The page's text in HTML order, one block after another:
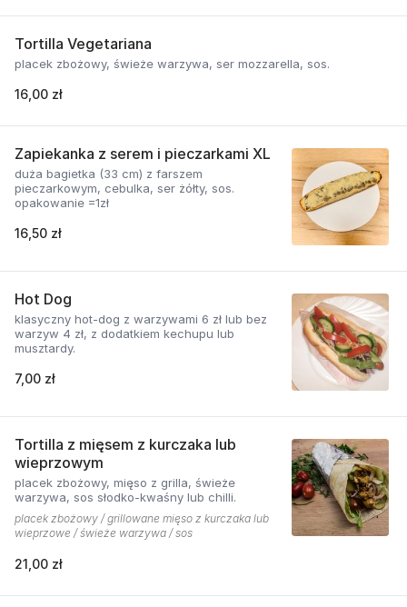
Tortilla Vegetariana
placek zbożowy, świeże warzywa, ser mozzarella, sos.
16,00 zł
Zapiekanka z serem i pieczarkami XL
duża bagietka (33 cm) z farszem
pieczarkowym, cebulka, ser żółty, sos.
opakowanie =1zł
16,50 zł
Hot Dog
klasyczny hot-dog z warzywami 6 zł lub bez
warzyw 4 zł, z dodatkiem kechupu lub
musztardy.
7,00 zł
Tortilla z mięsem z kurczaka lub
wieprzowym
placek zbożowy, mięso z grilla, świeże
warzywa, sos słodko-kwaśny lub chilli.
placek zbożowy / grillowane mięso z kurczaka lub
wieprzowe / świeże warzywa / sos
21,00 zł